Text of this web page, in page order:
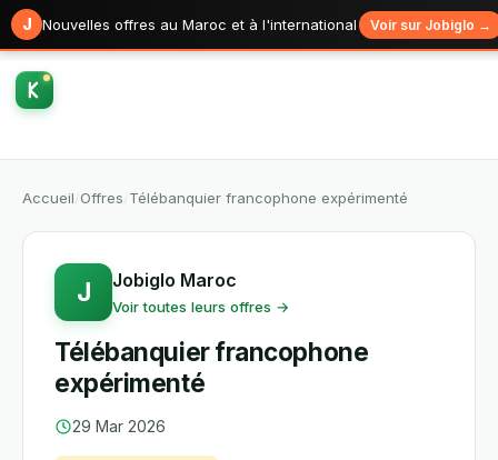
J Nouvelles offres au Maroc et à l'international Voir sur Jobiglo →
Accueil Offres Télébanquier francophone expérimenté
J Jobiglo Maroc
Voir toutes leurs offres →
Télébanquier francophone
expérimenté
29 Mar 2026